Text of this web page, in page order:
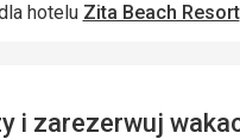
hotelu Zita Beach Resort
i zarezerwuj